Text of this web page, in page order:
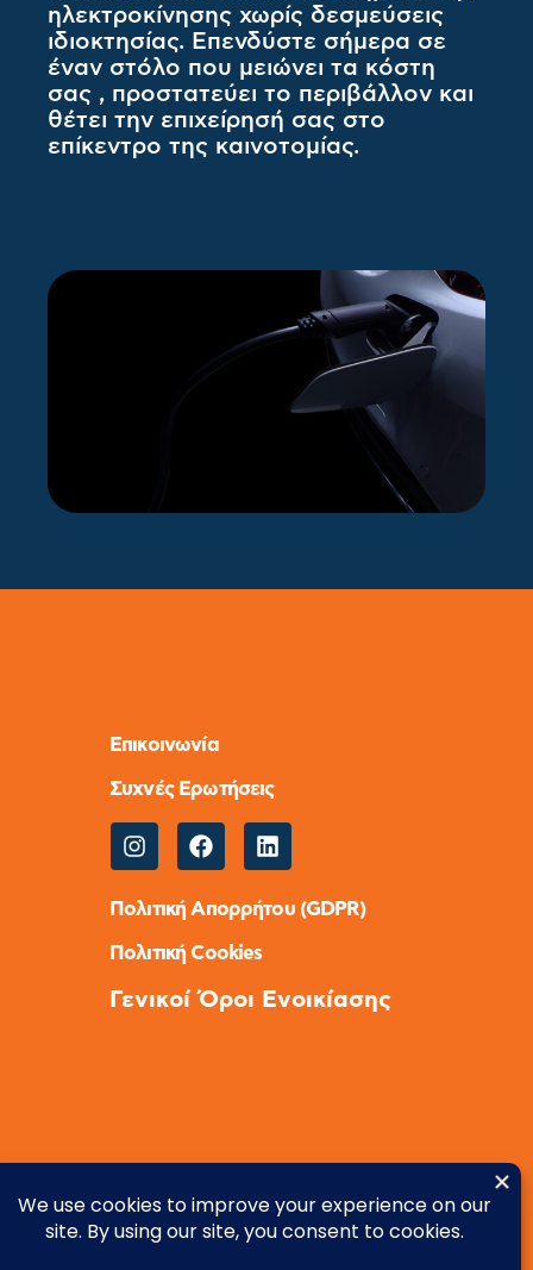
ηλεκτροκίνησης χωρίς δεσμεύσεις
ιδιοκτησίας. Επενδύστε σήμερα σε
έναν στόλο που μειώνει τα κόστη
σας , προστατεύει το περιβάλλον και
θέτει την επιχείρησή σας στο
επίκεντρο της καινοτομίας.
Επικοινωνία
Συχνές Ερωτήσεις
Πολιτική Απορρήτου (GDPR)
Πολιτική Cookies
Γενικοί Όροι Ενοικίασης
177476801000